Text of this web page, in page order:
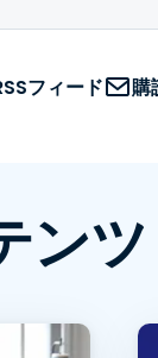
フィード 購
ンツ